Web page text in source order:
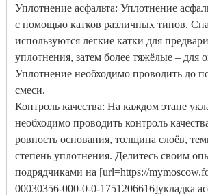
Уплотнение асфальта: Уплотнение
с помощью катков различных типов.
используются лёгкие катки для
уплотнения, затем более тяжёлые – для
Уплотнение необходимо проводить до
смеси.
Контроль качества: На каждом этапе
необходимо проводить контроль
ровность основания, толщина слоёв,
степень уплотнения. Делитесь своим
подрядчиками на [url=https://
00030356-000-0-0-1751206616]укладка